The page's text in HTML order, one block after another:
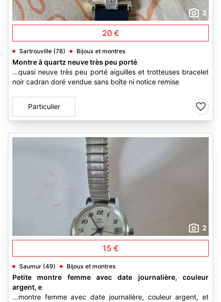
2
20 €
Sartrouville (78) Bijoux et montres
Montre à quartz neuve très peu porté
...quasi neuve très peu porté aiguilles et trotteuses bracelet
noir cadran doré vendue sans boîte ni notice remise
Particulier
2
15 €
Saumur (49) Bijoux et montres
Petite montre femme avec date journalière, couleur
argent, e
...montre femme avec date journalière, couleur argent, et